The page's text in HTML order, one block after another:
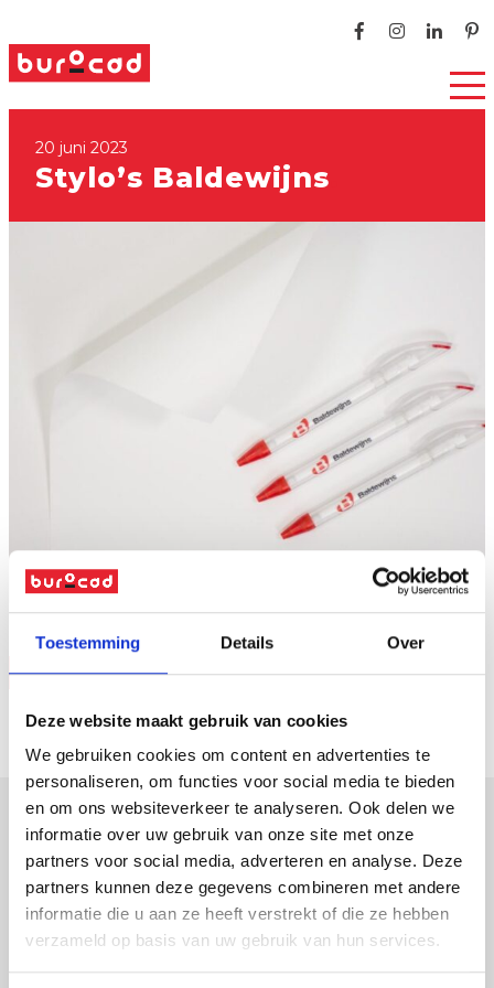
Toestemming Details Over
Deze website maakt gebruik van cookies
We gebruiken cookies om content en advertenties te
personaliseren, om functies voor social media te bieden
en om ons websiteverkeer te analyseren. Ook delen we
informatie over uw gebruik van onze site met onze
partners voor social media, adverteren en analyse. Deze
partners kunnen deze gegevens combineren met andere
informatie die u aan ze heeft verstrekt of die ze hebben
verzameld op basis van uw gebruik van hun services.
20 juni 2023
Stylo’s Baldewijns
Naar overzicht
Vraag offerte
verpakkingen
displays
promotiemateriaal